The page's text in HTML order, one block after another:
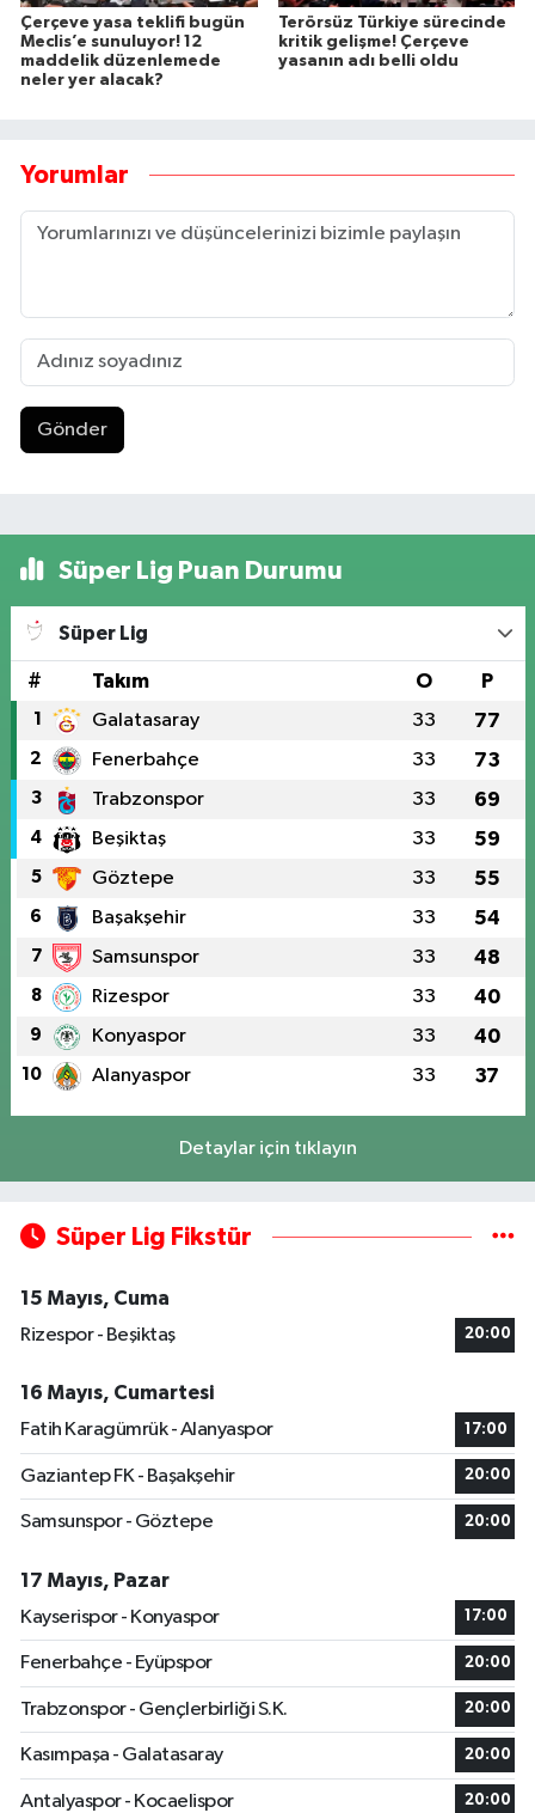
Çerçeve yasa teklifi bugün
Meclis’e sunuluyor! 12
maddelik düzenlemede
neler yer alacak?
Terörsüz Türkiye sürecinde
kritik gelişme! Çerçeve
yasanın adı belli oldu
Yorumlar
Gönder
Süper Lig Puan Durumu
Süper Lig
# Takım O P
1 Galatasaray 33 77
2 Fenerbahçe 33 73
3 Trabzonspor 33 69
4 Beşiktaş 33 59
5 Göztepe 33 55
6 Başakşehir 33 54
7 Samsunspor 33 48
8 Rizespor 33 40
9 Konyaspor 33 40
10 Alanyaspor 33 37
Detaylar için tıklayın
Süper Lig Fikstür
15 Mayıs, Cuma
Rizespor - Beşiktaş
20:00
16 Mayıs, Cumartesi
Fatih Karagümrük - Alanyaspor
17:00
Gaziantep FK - Başakşehir 20:00
Samsunspor - Göztepe 20:00
17 Mayıs, Pazar
Kayserispor - Konyaspor
17:00
Fenerbahçe - Eyüpspor 20:00
Trabzonspor - Gençlerbirliği S.K. 20:00
Kasımpaşa - Galatasaray 20:00
Antalyaspor - Kocaelispor 20:00